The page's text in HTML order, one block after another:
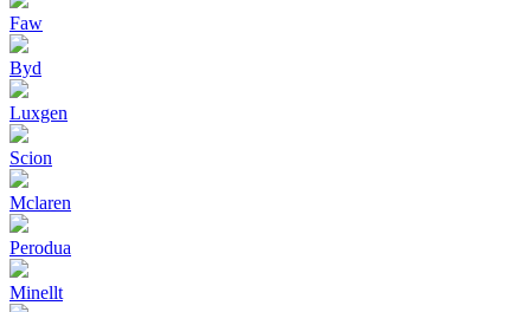
Faw
Byd
Luxgen
Scion
Mclaren
Perodua
Minellt